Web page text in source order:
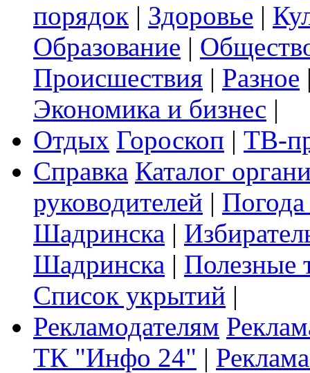
порядок | Здоровье |
Образование |
Происшествия | Разное
Экономика и бизнес |
Отдых Гороскоп | ТВ-
Справка Каталог
руководителей |
Шадринска |
Шадринска | Полезные
Список укрытий |
Рекламодателям
ТК "Инфо 24" |